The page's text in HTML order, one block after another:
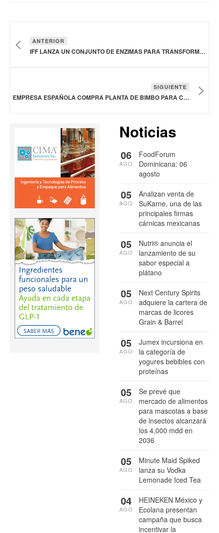
ANTERIOR
IFF LANZA UN CONJUNTO DE ENZIMAS PARA TRANSFORMAR LAS TEXTURAS DE LOS ALIMENTOS FRESCOS FERMENTADOS
SIGUIENTE
EMPRESA ESPAÑOLA COMPRA PLANTA DE BIMBO PARA CONVERTIRLA EN UNA PLATAFORMA LOGÍSTICA
Noticias
FoodForum
Dominicana: 06
agosto
06
AGO
Analizan venta de
SuKarne, una de las
principales firmas
cárnicas mexicanas
05
AGO
Nutri® anuncia el
lanzamiento de su
sabor especial a
plátano
05
AGO
Next Century Spirits
adquiere la cartera de
marcas de licores
Grain & Barrel
05
AGO
Jumex incursiona en
la categoría de
yogures bebibles con
proteínas
05
AGO
Se prevé que
mercado de alimentos
para mascotas a base
de insectos alcanzará
los 4,000 mdd en
2036
05
AGO
Minute Maid Spiked
lanza su Vodka
Lemonade Iced Tea
05
AGO
HEINEKEN México y
Ecolana presentan
campaña que busca
incentivar la
04
AGO